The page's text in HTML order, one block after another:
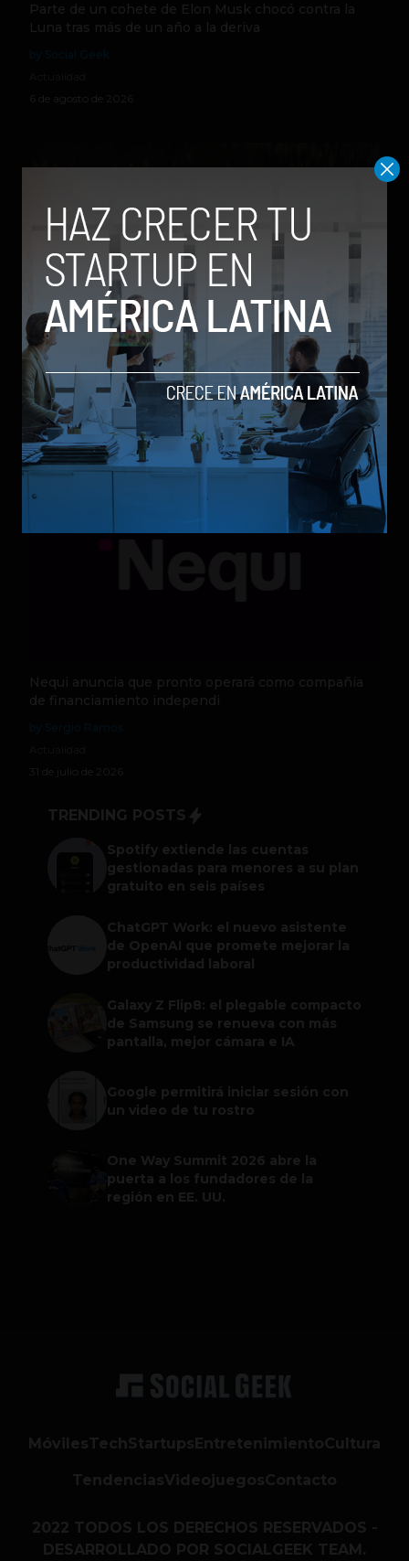
Parte de un cohete de Elon Musk chocó contra la
Luna tras más de un año a la deriva
6 de agosto de 2026
Qwen 3.8-Max, la nueva IA de Alibaba que desafía a
los modelos más poderosos
by Sergio Ramos
Actualidad
5 de agosto de 2026
Nequi anuncia que pronto operará como compañía
de financiamiento independi
31 de julio de 2026
TRENDING POSTS
Spotify extiende las cuentas
gestionadas para menores a su plan
gratuito en seis países
ChatGPT Work: el nuevo asistente
de OpenAI que promete mejorar la
productividad laboral
Galaxy Z Flip8: el plegable compacto
de Samsung se renueva con más
pantalla, mejor cámara e IA
Google permitirá iniciar sesión con
un video de tu rostro
One Way Summit 2026 abre la
puerta a los fundadores de la
región en EE. UU.